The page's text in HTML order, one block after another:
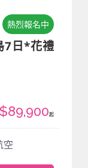
熱烈報名中
7日*花禮
空
起